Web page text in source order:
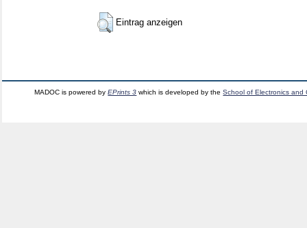
Eintrag anzeigen
MADOC is powered byEPrints 3 which is developed by theSchool of Electronics and